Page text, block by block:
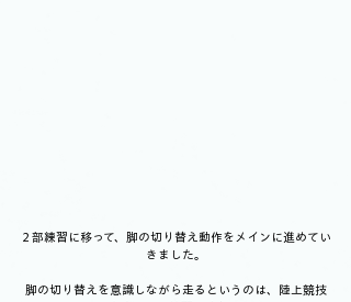
２部練習に移って、脚の切り替え動作をメインに進めてい
きました。
脚の切り替えを意識しながら走るというのは、陸上競技